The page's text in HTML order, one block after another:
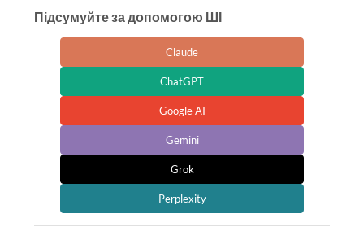
Підсумуйте за допомогою ШІ
Claude
ChatGPT
Google AI
Gemini
Grok
Perplexity